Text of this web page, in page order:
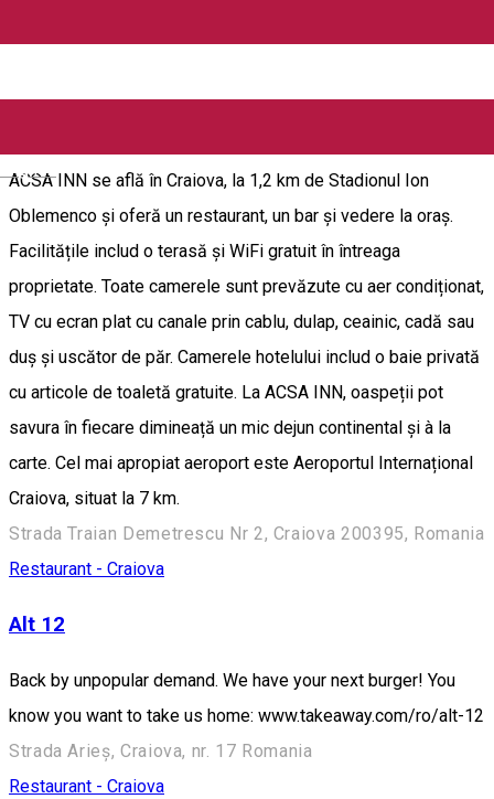
English
ACSA INN se află în Craiova, la 1,2 km de Stadionul Ion
Oblemenco și oferă un restaurant, un bar și vedere la oraș.
Facilitățile includ o terasă și WiFi gratuit în întreaga
proprietate. Toate camerele sunt prevăzute cu aer condiționat,
TV cu ecran plat cu canale prin cablu, dulap, ceainic, cadă sau
duș și uscător de păr. Camerele hotelului includ o baie privată
cu articole de toaletă gratuite. La ACSA INN, oaspeții pot
savura în fiecare dimineață un mic dejun continental și à la
carte. Cel mai apropiat aeroport este Aeroportul Internațional
Craiova, situat la 7 km.
Strada Traian Demetrescu Nr 2, Craiova 200395, Romania
Restaurant - Craiova
Alt 12
Back by unpopular demand. We have your next burger! You
know you want to take us home: www.takeaway.com/ro/alt-12
Strada Arieș, Craiova, nr. 17 Romania
Restaurant - Craiova